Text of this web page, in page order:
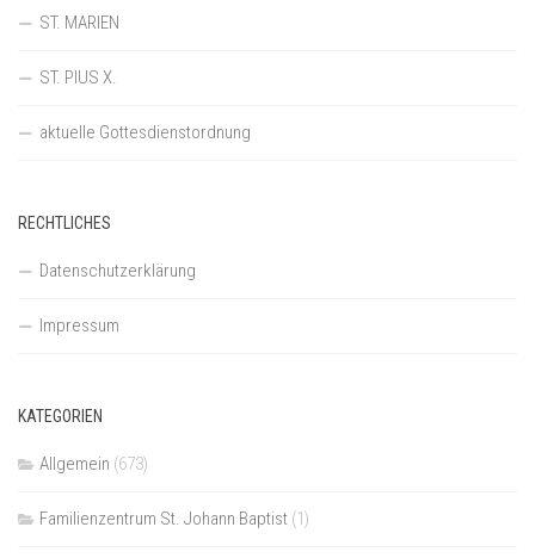
ST. MARIEN
ST. PIUS X.
aktuelle Gottesdienstordnung
RECHTLICHES
Datenschutzerklärung
Impressum
KATEGORIEN
Allgemein (673)
Familienzentrum St. Johann Baptist (1)